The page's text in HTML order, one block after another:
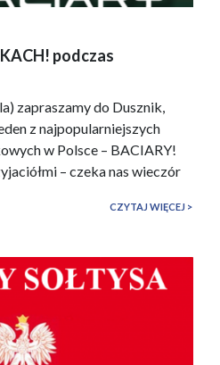
podczas
zapraszamy do Dusznik,
z najpopularniejszych
w Polsce – BACIARY!
– czeka nas wieczór
CZYTAJ WIĘCEJ